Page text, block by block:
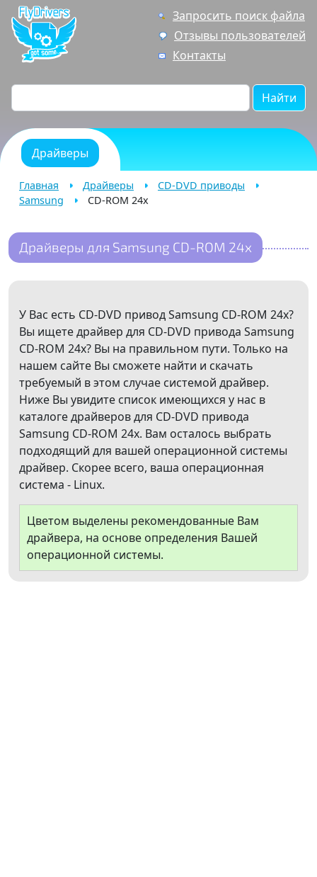
Запросить поиск файла
Отзывы пользователей
Контакты
Найти
Драйверы
Главная Драйверы
CD-DVD приводы
Samsung
CD-ROM 24x
Драйверы для Samsung CD-ROM 24x
У Вас есть CD-DVD привод Samsung CD-ROM 24x?
Вы ищете драйвер для CD-DVD привода Samsung
CD-ROM 24x? Вы на правильном пути. Только на
нашем сайте Вы сможете найти и скачать
требуемый в этом случае системой драйвер.
Ниже Вы увидите список имеющихся у нас в
каталоге драйверов для CD-DVD привода
Samsung CD-ROM 24x. Вам осталось выбрать
подходящий для вашей операционной системы
драйвер. Скорее всего, ваша операционная
система - Linux.
Цветом выделены рекомендованные Вам
драйвера, на основе определения Вашей
операционной системы.